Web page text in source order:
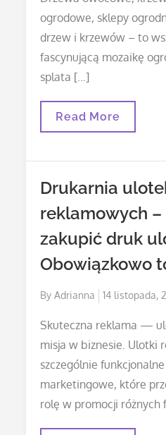
ogrodowe, sklepy
drzew i krzewów – to
fascynującą mozaikę
splata […]
Sklep
Sadzonki
Sadzonki
Read More
Drukarnia
reklamowych –
zakupić druk
Obowiązkowo
ByAdrianna
Posted
14 listopada,
Skuteczna reklama —
misja w biznesie. Ulotki
szczególnie
marketingowe, które
rolę w promocji różnych